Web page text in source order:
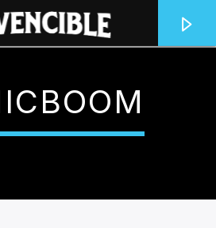
RADIO
INVENCIBLES